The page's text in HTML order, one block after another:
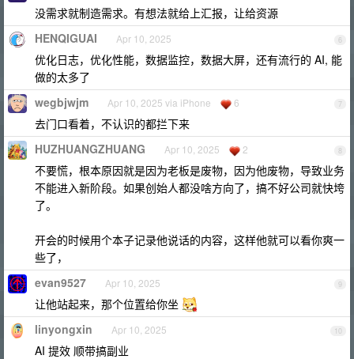
没需求就制造需求。有想法就给上汇报，让给资源
6
HENQIGUAI Apr 10, 2025
优化日志，优化性能，数据监控，数据大屏，还有流行的 AI, 能
做的太多了
7
wegbjwjm Apr 10, 2025 via iPhone 6
去门口看着，不认识的都拦下来
8
HUZHUANGZHUANG Apr 10, 2025 2
不要慌，根本原因就是因为老板是废物，因为他废物，导致业务
不能进入新阶段。如果创始人都没啥方向了，搞不好公司就快垮
了。
开会的时候用个本子记录他说话的内容，这样他就可以看你爽一
些了，
9
evan9527 Apr 10, 2025
让他站起来，那个位置给你坐
10
linyongxin Apr 10, 2025
AI 提效 顺带搞副业